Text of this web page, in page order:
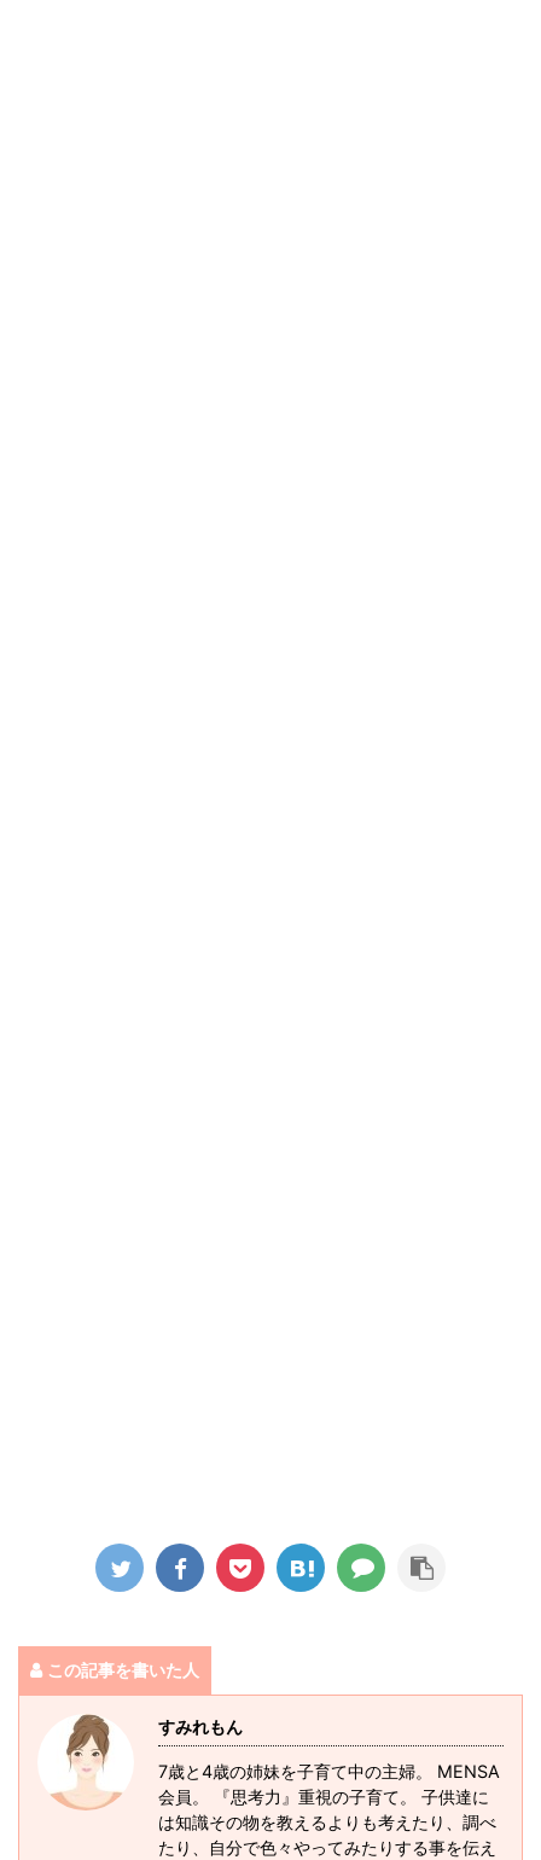
この記事を書いた人
すみれもん
7歳と4歳の姉妹を子育て中の主婦。 MENSA
会員。 『思考力』重視の子育て。 子供達に
は知識その物を教えるよりも考えたり、調べ
たり、自分で色々やってみたりする事を伝え